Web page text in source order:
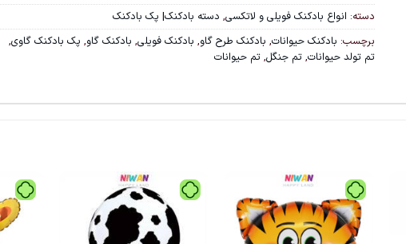
دسته: انواع بادکنک فویلی و لاتکسی, دسته بادکنک| پک بادکنک
برچسب: بادکنک حیوانات, بادکنک طرح گاو, بادکنک فویلی, بادکنک گاو, پک بادکنک گاوی,
تم تولد حیوانات, تم جنگل, تم حیوانات